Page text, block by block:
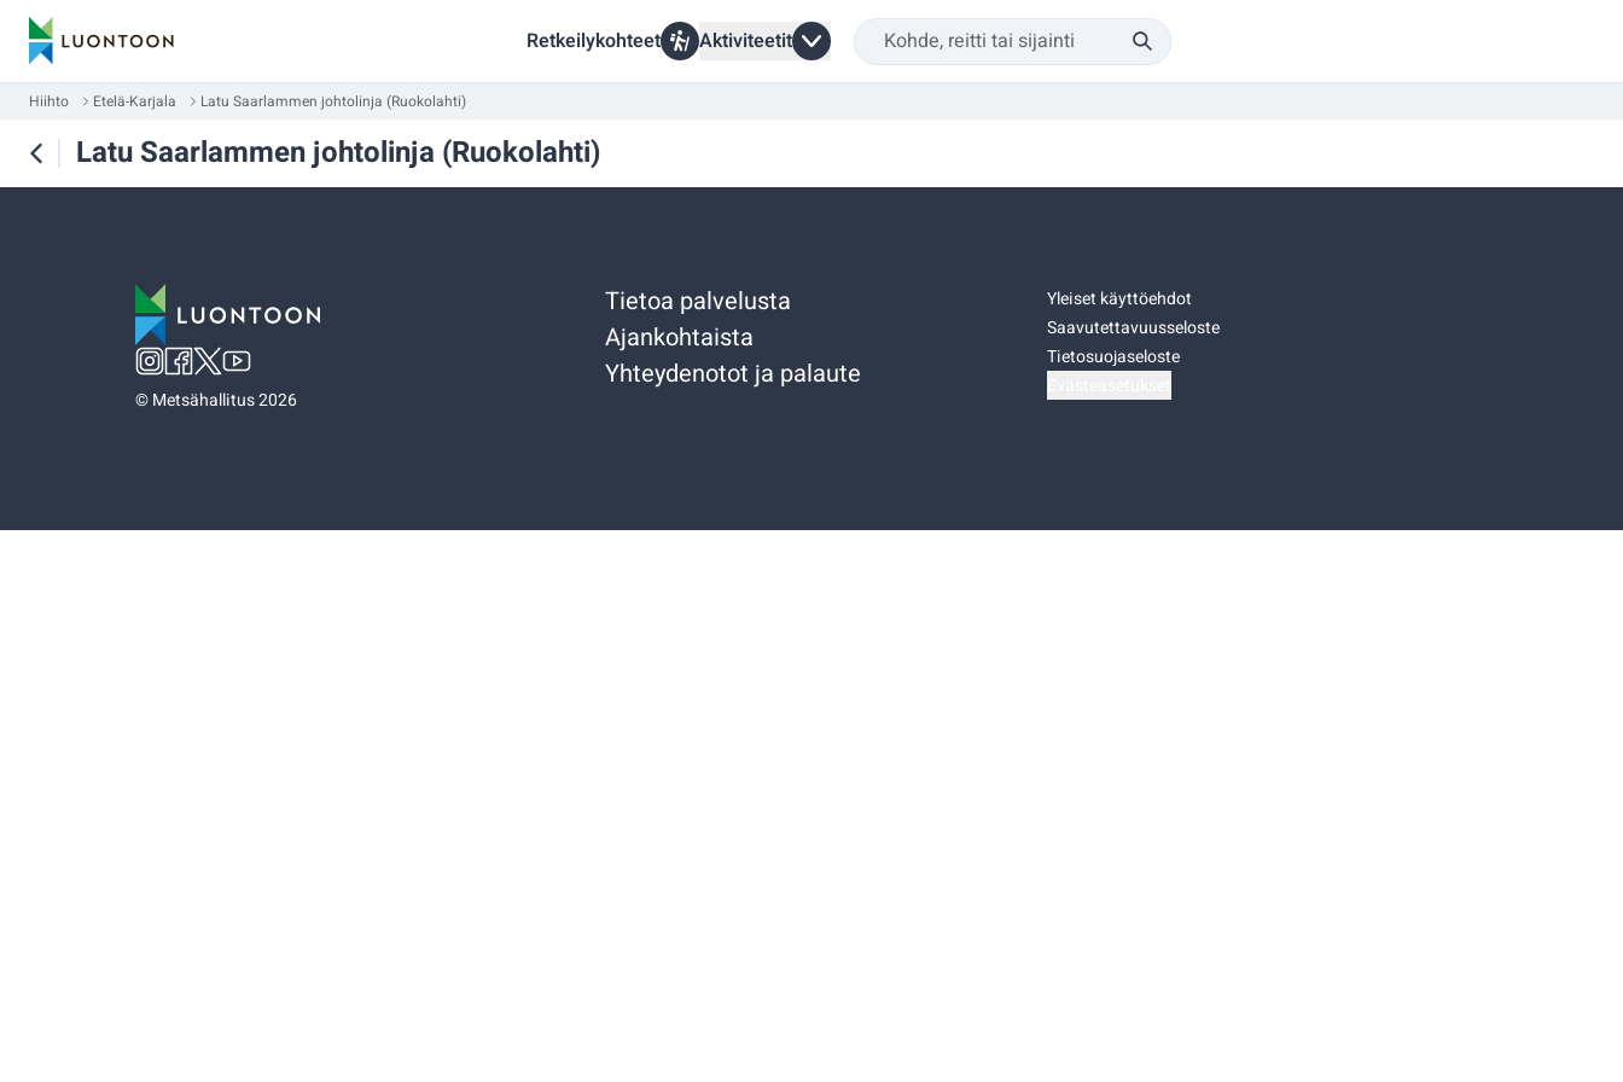
Retkeilykohteet Aktiviteetit
Hiihto Etelä-Karjala Latu Saarlammen johtolinja (Ruokolahti)
Latu Saarlammen johtolinja (Ruokolahti)
©Metsähallitus 2026
Tietoa palvelusta
Ajankohtaista
Yhteydenotot ja palaute
Yleiset käyttöehdot
Saavutettavuusseloste
Tietosuojaseloste